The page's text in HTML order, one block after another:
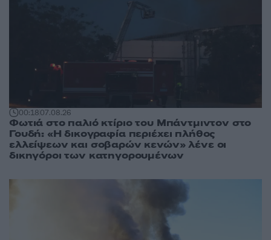
00:1807.08.26
Φωτιά στο παλιό κτίριο του Μπάντμιντον στο
Γουδή: «Η δικογραφία περιέχει πλήθος
ελλείψεων και σοβαρών κενών» λένε οι
δικηγόροι των κατηγορουμένων